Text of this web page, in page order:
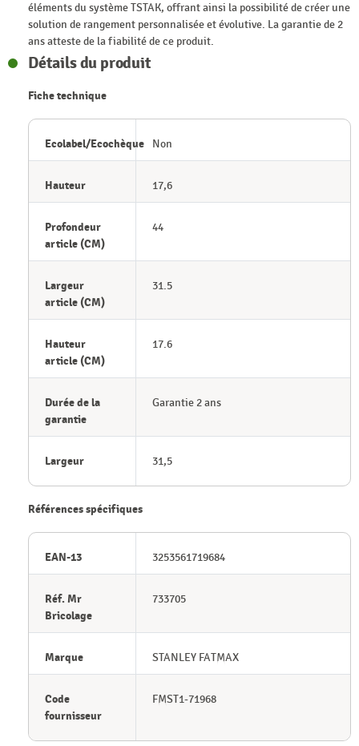
éléments du système TSTAK, offrant ainsi la possibilité de créer une
solution de rangement personnalisée et évolutive. La garantie de 2
ans atteste de la fiabilité de ce produit.
Détails du produit
Fiche technique
Ecolabel/Ecochèque Non
Hauteur 17,6
Profondeur
article (CM)
44
Largeur
article (CM)
31.5
Hauteur
article (CM)
17.6
Durée de la
garantie
Garantie 2 ans
Largeur 31,5
Références spécifiques
EAN-13 3253561719684
Réf. Mr
Bricolage
733705
Marque STANLEY FATMAX
Code
fournisseur
FMST1-71968